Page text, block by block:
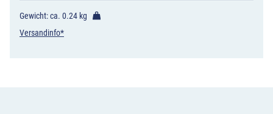
Gewicht: ca. 0.24 kg
Versandinfo*